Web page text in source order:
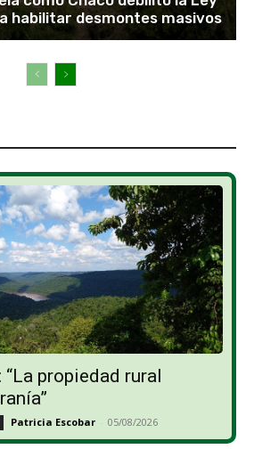
habilitar desmontes masivos
propiedad rural
Patricia Escobar - 05/08/2026